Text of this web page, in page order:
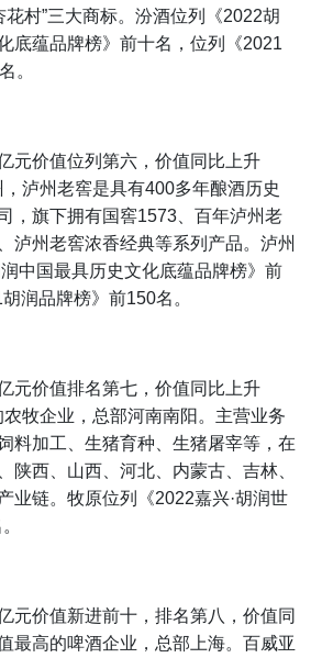
花村”三大商标。汾酒位列 《2022胡
底蕴品牌榜》前十名，位列《2021
名。
元价值位列第六，价值同比上升
泸州老窖是具有400多年酿酒历史
， 旗下拥有国窖1573 、百年泸州老
泸州老窖浓香经典等系列产品。泸州
中国最具历史文化底蕴品牌榜》前
胡润品牌榜》前150名。
元价值排名第七，价值同比上升
农牧企业 ， 总部河南南阳。主营业务
料加工、生猪育种、生猪屠宰等，在
陕西、山西、河北、内蒙古、吉林、
业链。牧原位列《2022嘉兴·胡润世
元价值新进前十，排名第八，价值同
最高的啤酒企业，总部上海。百威亚